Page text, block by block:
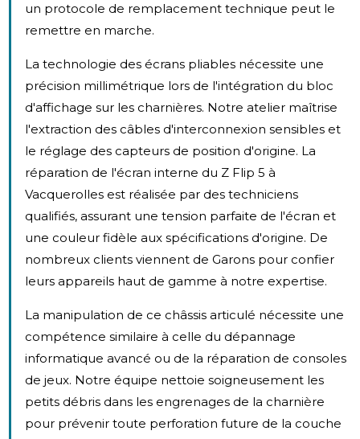
un protocole de remplacement technique peut le
remettre en marche.
La technologie des écrans pliables nécessite une
précision millimétrique lors de l'intégration du bloc
d'affichage sur les charnières. Notre atelier maîtrise
l'extraction des câbles d'interconnexion sensibles et
le réglage des capteurs de position d'origine. La
réparation de l'écran interne du Z Flip 5 à
Vacquerolles est réalisée par des techniciens
qualifiés, assurant une tension parfaite de l'écran et
une couleur fidèle aux spécifications d'origine. De
nombreux clients viennent de Garons pour confier
leurs appareils haut de gamme à notre expertise.
La manipulation de ce châssis articulé nécessite une
compétence similaire à celle du dépannage
informatique avancé ou de la réparation de consoles
de jeux. Notre équipe nettoie soigneusement les
petits débris dans les engrenages de la charnière
pour prévenir toute perforation future de la couche